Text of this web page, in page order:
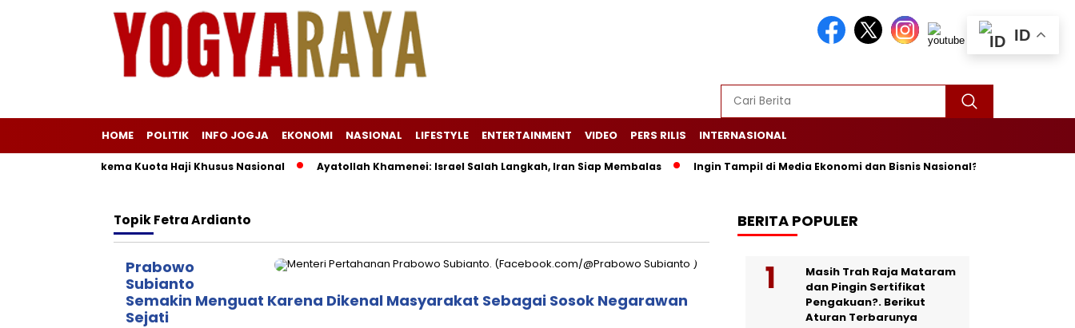
HOME POLITIK INFO JOGJA EKONOMI NASIONAL LIFESTYLE ENTERTAINMENT VIDEO PERS RILIS INTERNASIONAL
di Balik Skema Kuota Haji Khusus Nasional Ayatollah Khamenei: Israel Salah Langkah, Iran Siap Membalas Ingin Tampil di Media Ekonomi dan Bisnis Nasional? Persrilis.com Siap
TopikFetra Ardianto
Prabowo
Subianto
Semakin Menguat Karena Dikenal Masyarakat Sebagai Sosok Negarawan
Sejati
BERITA POPULER
Masih Trah Raja Mataram
dan Pingin Sertifikat
Pengakuan?. Berikut
Aturan Terbarunya
ID